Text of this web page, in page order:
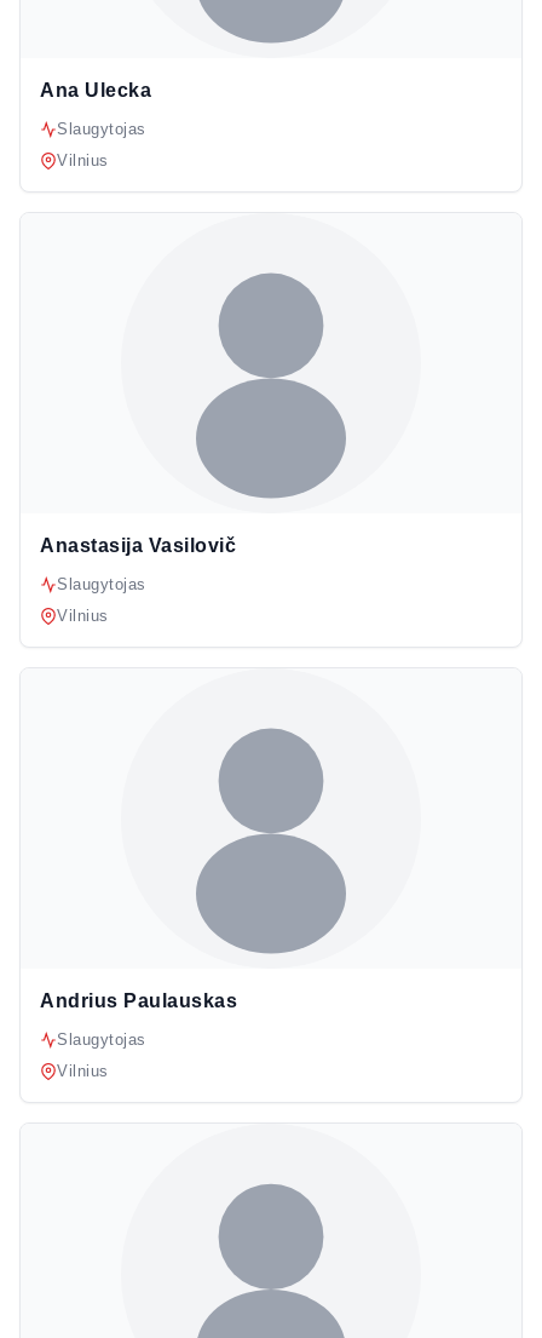
Ana Ulecka
Slaugytojas
Vilnius
Anastasija Vasilovič
Slaugytojas
Vilnius
Andrius Paulauskas
Slaugytojas
Vilnius